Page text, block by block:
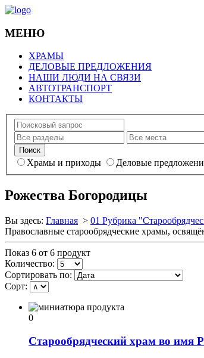
МЕНЮ
ХРАМЫ
ДЕЛОВЫЕ ПРЕДЛОЖЕНИЯ
НАШИ ЛЮДИ НА СВЯЗИ
АВТОТРАНСПОРТ
КОНТАКТЫ
Храмы и приходы Деловые
Рожества Богородицы
Вы здесь: Главная > 01 Рубрика
Православные старообрядческие храмы,
Показ 6 от 6 продукт
Количество:
Сортировать по:
Сорт:
0
Старообрядческий храм во имя